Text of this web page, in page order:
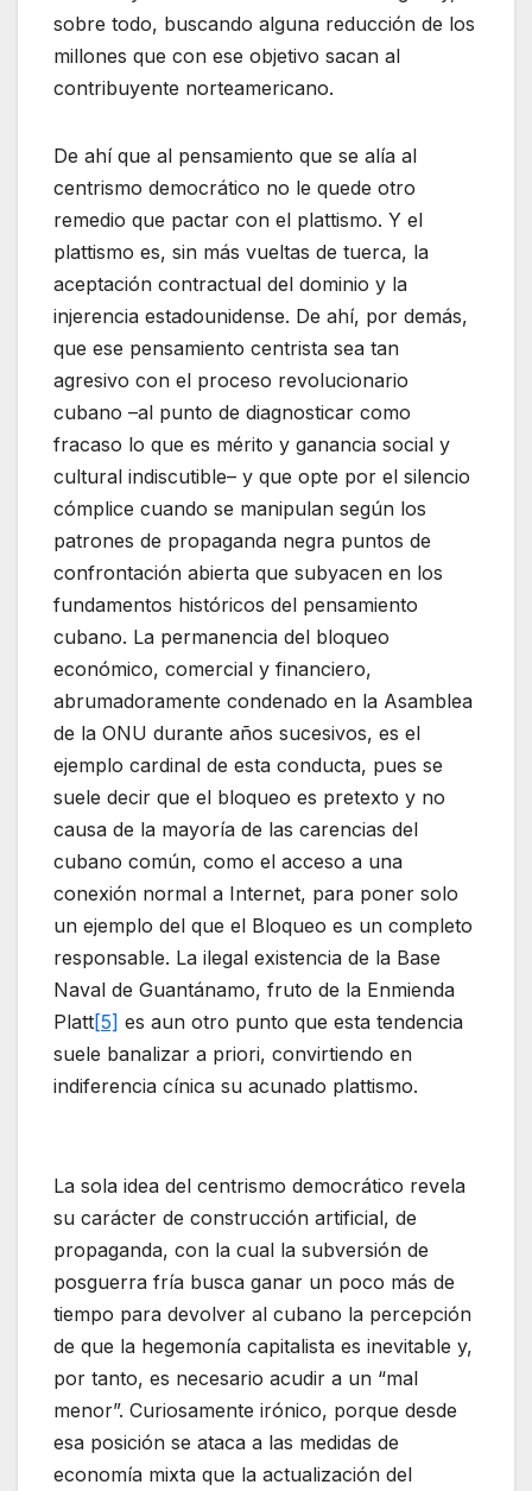
sobre todo, buscando alguna reducción de los
millones que con ese objetivo sacan al
contribuyente norteamericano.
De ahí que al pensamiento que se alía al
centrismo democrático no le quede otro
remedio que pactar con el plattismo. Y el
plattismo es, sin más vueltas de tuerca, la
aceptación contractual del dominio y la
injerencia estadounidense. De ahí, por demás,
que ese pensamiento centrista sea tan
agresivo con el proceso revolucionario
cubano –al punto de diagnosticar como
fracaso lo que es mérito y ganancia social y
cultural indiscutible– y que opte por el silencio
cómplice cuando se manipulan según los
patrones de propaganda negra puntos de
confrontación abierta que subyacen en los
fundamentos históricos del pensamiento
cubano. La permanencia del bloqueo
económico, comercial y financiero,
abrumadoramente condenado en la Asamblea
de la ONU durante años sucesivos, es el
ejemplo cardinal de esta conducta, pues se
suele decir que el bloqueo es pretexto y no
causa de la mayoría de las carencias del
cubano común, como el acceso a una
conexión normal a Internet, para poner solo
un ejemplo del que el Bloqueo es un completo
responsable. La ilegal existencia de la Base
Naval de Guantánamo, fruto de la Enmienda
Platt[5] es aun otro punto que esta tendencia
suele banalizar a priori, convirtiendo en
indiferencia cínica su acunado plattismo.
La sola idea del centrismo democrático revela
su carácter de construcción artificial, de
propaganda, con la cual la subversión de
posguerra fría busca ganar un poco más de
tiempo para devolver al cubano la percepción
de que la hegemonía capitalista es inevitable y,
por tanto, es necesario acudir a un “mal
menor”. Curiosamente irónico, porque desde
esa posición se ataca a las medidas de
economía mixta que la actualización del